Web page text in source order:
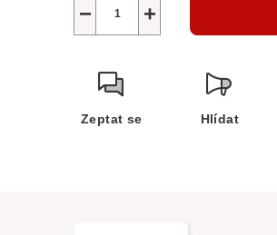
+
−
Zeptat se Hlídat